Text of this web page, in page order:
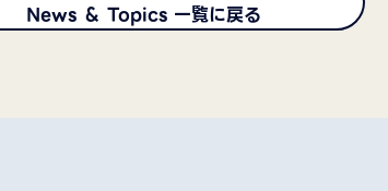
News ＆ Topics 一覧に戻る